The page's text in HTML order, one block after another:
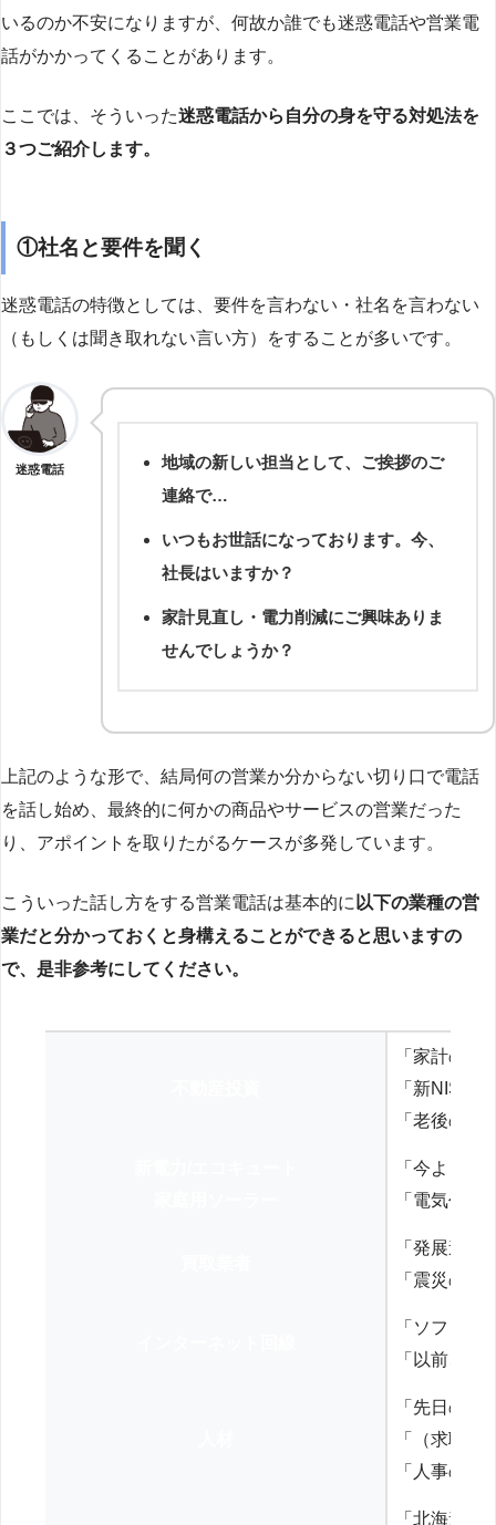
いるのか不安になりますが、何故か誰でも迷惑電話や営業電
話がかかってくることがあります。
ここでは、そういった迷惑電話から自分の身を守る対処法を
３つご紹介します。
①社名と要件を聞く
迷惑電話の特徴としては、要件を言わない・社名を言わない
（もしくは聞き取れない言い方）をすることが多いです。
迷惑電話
地域の新しい担当として、ご挨拶のご
連絡で…
いつもお世話になっております。今、
社長はいますか？
家計見直し・電力削減にご興味ありま
せんでしょうか？
上記のような形で、結局何の営業か分からない切り口で電話
を話し始め、最終的に何かの商品やサービスの営業だった
り、アポイントを取りたがるケースが多発しています。
こういった話し方をする営業電話は基本的に 以下の業種の営
業だと分かっておくと身構えることができると思いますの
で、是非参考にしてください。
「家計の見
「新NISA
「老後の
「今より
「電気代を
「発展途
「震災の
「ソフト
「以前、
「先日の
「（求職
「人事の方
「北海道